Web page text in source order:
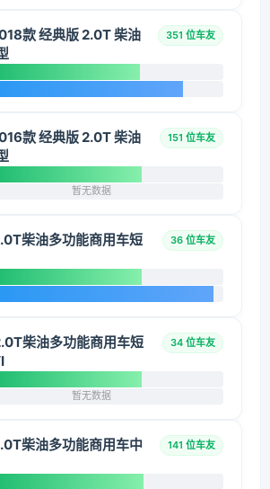
款 经典版 2.0T 柴油
351 位车友
款 经典版 2.0T 柴油
151 位车友
暂无数据
柴油多功能商用车短
36 位车友
柴油多功能商用车短
34 位车友
暂无数据
柴油多功能商用车中
141 位车友